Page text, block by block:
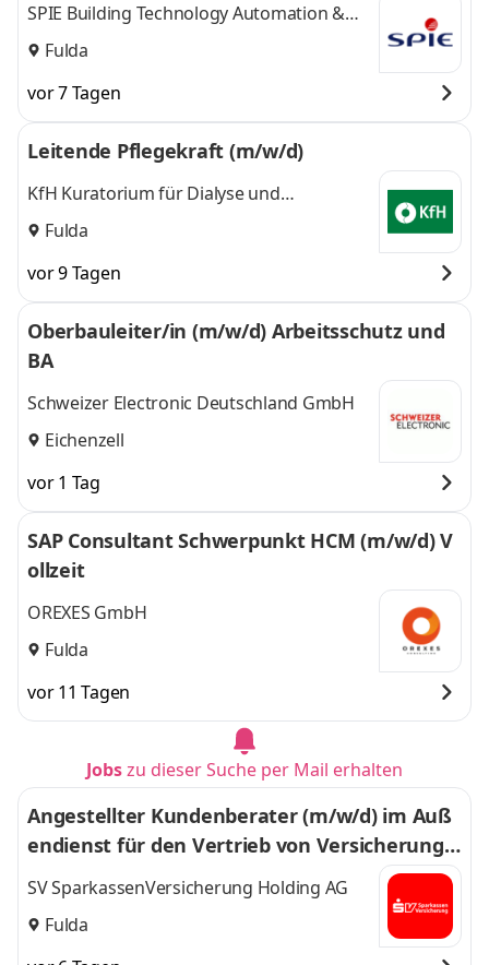
SPIE Building Technology Automation &
Traffic GmbH
Fulda
vor 7 Tagen
Leitende Pflegekraft (m/w/d)
KfH Kuratorium für Dialyse und
Nierentransplantation e.V.
Fulda
vor 9 Tagen
Oberbauleiter/in (m/w/d) Arbeitsschutz und
BA
Schweizer Electronic Deutschland GmbH
Eichenzell
vor 1 Tag
SAP Consultant Schwerpunkt HCM (m/w/d) V
ollzeit
OREXES GmbH
Fulda
vor 11 Tagen
Jobszu dieser Suche per Mail erhalten
Angestellter Kundenberater (m/w/d) im Auß
endienst für den Vertrieb von Versicherunge
n in der Region Fulda und Umgebung
SV SparkassenVersicherung Holding AG
Fulda